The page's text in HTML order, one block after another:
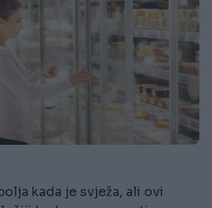
kada je svježa, ali ovi